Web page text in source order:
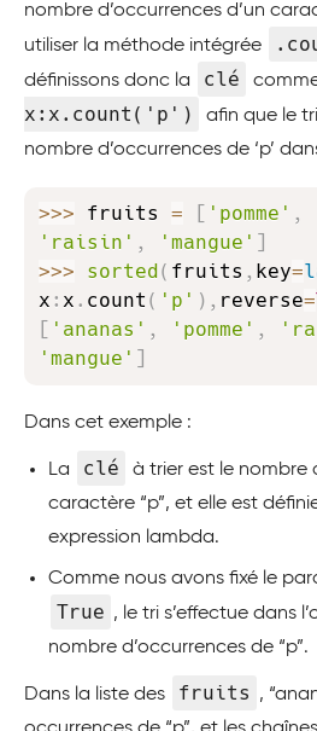
nombre d’occurrences d’un
utiliser la méthode intégrée
définissons donc la
clé
x:x.count('p')
afin que le
nombre d’occurrences de ‘p’
>>> fruits = 'pomme' ,
'raisin' , 'mangue'
>>> sorted ( fruits , key=
x : x . count ( 'p' ) , reverse=
'ananas' , 'pomme' ,
'mangue'
Dans cet exemple :
La clé
à trier est le nombre
caractère “p”, et elle est
expression lambda.
Comme nous avons fixé le
True , le tri s’effectue dans
nombre d’occurrences de “p”.
Dans la liste des fruits
,